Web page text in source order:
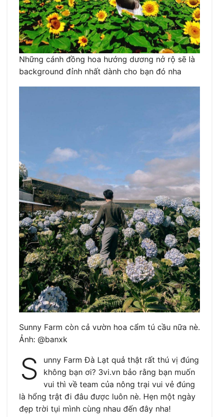
Những cánh đồng hoa hướng dương nở rộ sẽ là
background đỉnh nhất dành cho bạn đó nha
Sunny Farm còn cả vườn hoa cẩm tú cầu nữa nè.
Ảnh: @banxk
S
unny Farm Đà Lạt quả thật rất thú vị đúng
không bạn ơi? 3vi.vn bảo rằng bạn muốn
vui thì về team của nông trại vui vẻ đúng
là hổng trật đi đâu được luôn nè. Hẹn một ngày
đẹp trời tụi mình cùng nhau đến đây nha!